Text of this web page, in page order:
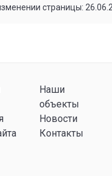
страницы:
Наши
объекты
Новости
Контакты